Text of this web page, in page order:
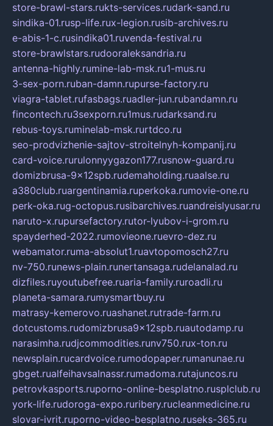
store-brawl-stars.rukts-services.rudark-sand.ru
sindika-01.rusp-life.rux-legion.rusib-archives.ru
e-abis-1-c.rusindika01.ruvenda-festival.ru
store-brawlstars.rudooraleksandria.ru
antenna-highly.rumine-lab-msk.ru1-mus.ru
3-sex-porn.ruban-damn.rupurse-factory.ru
viagra-tablet.rufasbags.ruadler-jun.rubandamn.ru
fincontech.ru3sexporn.ru1mus.rudarksand.ru
rebus-toys.ruminelab-msk.rurtdco.ru
seo-prodvizhenie-sajtov-stroitelnyh-kompanij.ru
card-voice.rurulonnyygazon177.rusnow-guard.ru
domizbrusa-9x12spb.rudemaholding.ruaalse.ru
a380club.ruargentinamia.ruperkoka.rumovie-one.ru
perk-oka.rug-octopus.rusibarchives.ruandreislyusar.ru
naruto-x.rupursefactory.rutor-lyubov-i-grom.ru
spayderhed-2022.rumovieone.ruevro-dez.ru
webamator.ruma-absolut1.ruavtopomosch27.ru
nv-750.runews-plain.runertansaga.rudelanalad.ru
dizfiles.ruyoutubefree.ruaria-family.ruroadli.ru
planeta-samara.rumysmartbuy.ru
matrasy-kemerovo.ruashanet.rutrade-farm.ru
dotcustoms.rudomizbrusa9x12spb.ruautodamp.ru
narasimha.rudjcommodities.runv750.rux-ton.ru
newsplain.rucardvoice.rumodopaper.rumanunae.ru
gbget.rualfeihavsalnassr.rumadoma.rutajuncos.ru
petrovkasports.ruporno-online-besplatno.rusplclub.ru
york-life.rudoroga-expo.ruribery.rucleanmedicine.ru
slovar-ivrit.ruporno-video-besplatno.ruseks-365.ru